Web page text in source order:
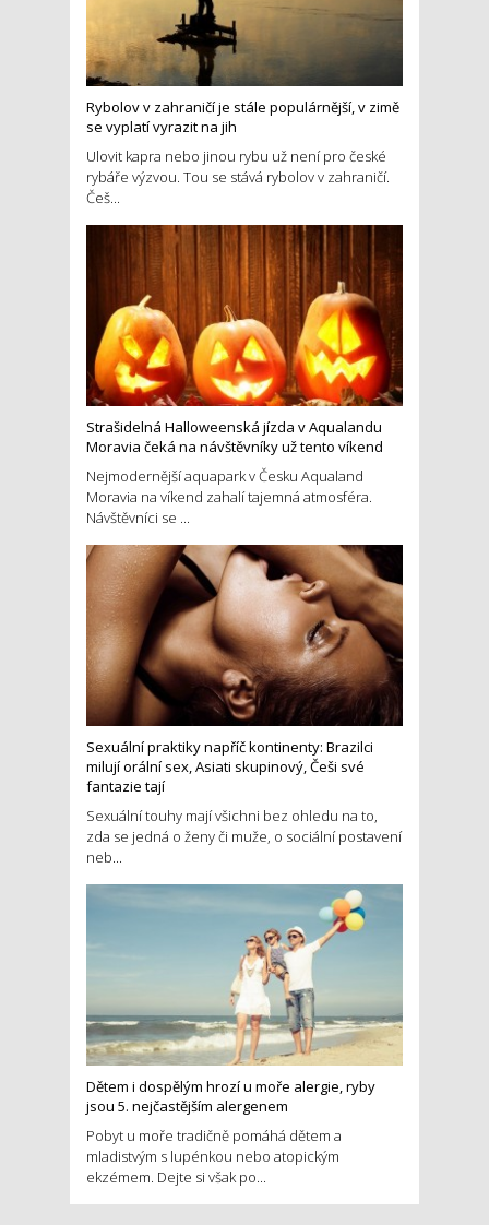
Rybolov v zahraničí je stále populárnější, v zimě
se vyplatí vyrazit na jih
Ulovit kapra nebo jinou rybu už není pro české
rybáře výzvou. Tou se stává rybolov v zahraničí.
Češ...
Strašidelná Halloweenská jízda v Aqualandu
Moravia čeká na návštěvníky už tento víkend
Nejmodernější aquapark v Česku Aqualand
Moravia na víkend zahalí tajemná atmosféra.
Návštěvníci se ...
Sexuální praktiky napříč kontinenty: Brazilci
milují orální sex, Asiati skupinový, Češi své
fantazie tají
Sexuální touhy mají všichni bez ohledu na to,
zda se jedná o ženy či muže, o sociální postavení
neb...
Dětem i dospělým hrozí u moře alergie, ryby
jsou 5. nejčastějším alergenem
Pobyt u moře tradičně pomáhá dětem a
mladistvým s lupénkou nebo atopickým
ekzémem. Dejte si však po...